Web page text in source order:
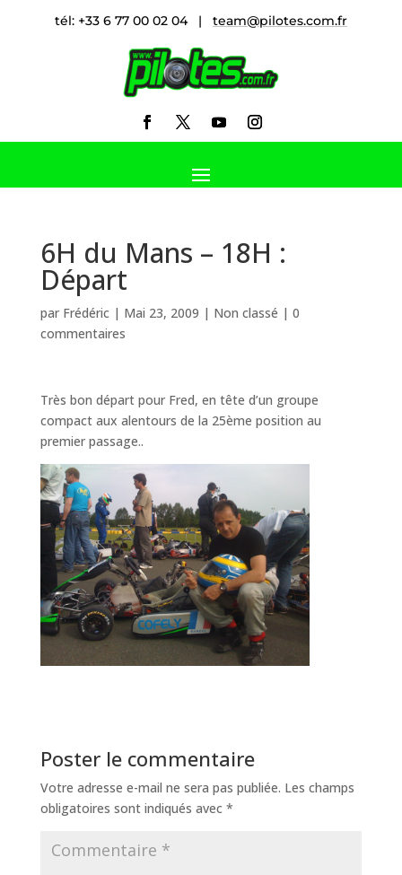
tél: +33 6 77 00 02 04 | team@pilotes.com.fr
6H du Mans – 18H :
Départ
par Frédéric| Mai 23, 2009 | Non classé | 0
commentaires
Très bon départ pour Fred, en tête d’un groupe
compact aux alentours de la 25ème position au
premier passage..
Poster le commentaire
Votre adresse e-mail ne sera pas publiée. Les champs
obligatoires sont indiqués avec *